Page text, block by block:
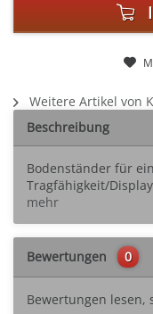
Weitere Artikel von
Beschreibung
Bodenständer für
Tragfähigkeit/
mehr
Bewertungen 0
Bewertungen